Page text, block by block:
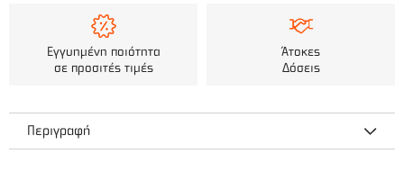
Εγγυημένη ποιότητα
σε προσιτές τιμές
Άτοκες
Δόσεις
Περιγραφή